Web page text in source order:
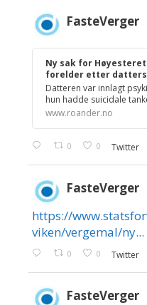
;
FasteVerger
Ny sak for
forelder etter datters
Datteren var innlagt
hun hadde suicidale
www.roander.no
0 0 Twitter
;
FasteVerger
https://
viken/vergemal/ny...
0 0 Twitter
FasteVerger